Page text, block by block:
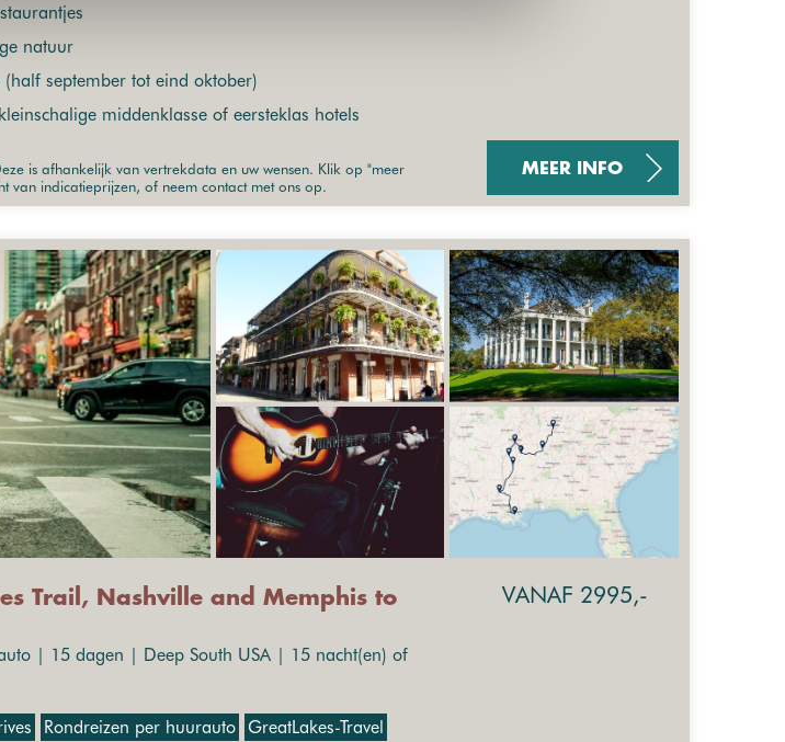
natuur
(half september tot eind oktober)
middenklasse of eersteklas hotels
is afhankelijk van vertrekdata en uw wensen. Klik op "meer
van indicatieprijzen, of neem contact met ons op.
MEER INFO
Trail, Nashville and Memphis to
| 15 dagen | Deep South USA | 15 nacht(en) of
Rondreizen per huurauto GreatLakes-Travel
VANAF 2995,-